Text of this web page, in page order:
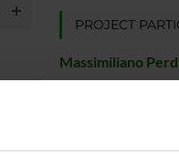
PROJECT
Massimiliano